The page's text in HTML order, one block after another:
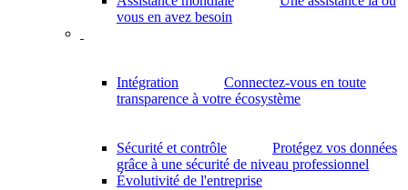
vous en avez besoin
Intégration
Connectez-vous en toute
transparence à votre écosystème
Sécurité et contrôle
Protégez vos données
grâce à une sécurité de niveau professionnel
Évolutivité de l'entreprise